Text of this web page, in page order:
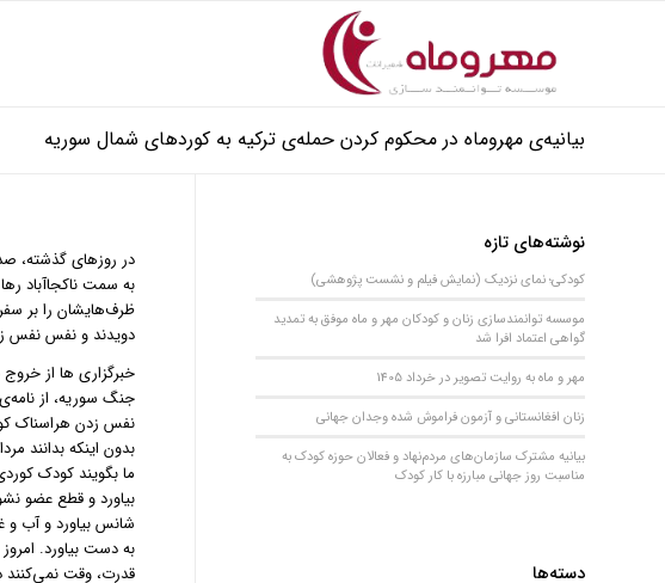
بیانیه‌ی مهروماه در محکوم کردن حمله‌ی ترکیه به کوردهای شمال سوریه
در روزهای گذشته،
ظرف‌هایشان را بر
دویدند و نفس نفس
خبرگزاری ها از
جنگ سوریه، از
نفس زدن هراسناک
بدون اینکه بدانند
ما بگویند کودک
بیاورد و قطع عضو
شانس بیاورد و آب و
به دست بیاورد.
قدرت، وقت نمی‌کنند
نوشته‌های تازه
کودکی؛ نمای نزدیک (نمایش فیلم و نشست پژوهشی)
موسسه توانمندسازی زنان و کودکان مهر و ماه موفق به تمدید
گواهی اعتماد افرا شد
مهر و ماه به روایت تصویر در خرداد 1405
زنان افغانستانی و آزمون فراموش شده وجدان جهانی
بیانیه مشترک سازمان‌های مردم‌نهاد و فعالان حوزه کودک به
مناسبت روز جهانی مبارزه با کار کودک
دسته‌ها